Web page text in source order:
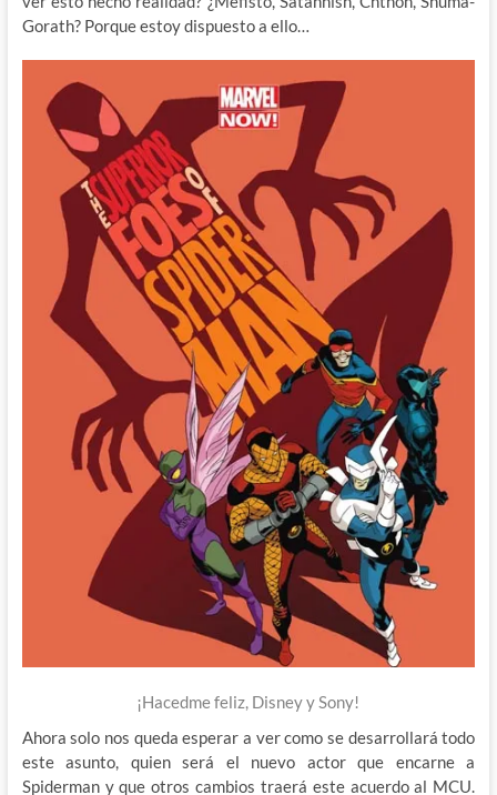
Gorath? Porque estoy dispuesto a ello…
¡Hacedme feliz, Disney y Sony!
Ahora solo nos queda esperar a ver como se desarrollará todo
este asunto, quien será el nuevo actor que encarne a
Spiderman y que otros cambios traerá este acuerdo al MCU.